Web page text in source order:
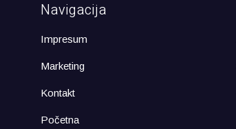
Navigacija
Impresum
Marketing
Kontakt
Početna